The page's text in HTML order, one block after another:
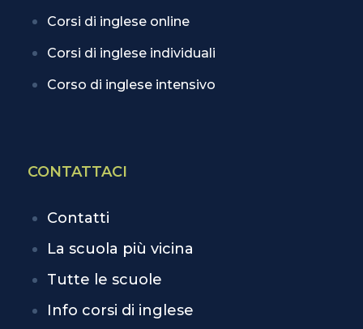
Corsi di inglese online
Corsi di inglese individuali
Corso di inglese intensivo
CONTATTACI
Contatti
La scuola più vicina
Tutte le scuole
Info corsi di inglese